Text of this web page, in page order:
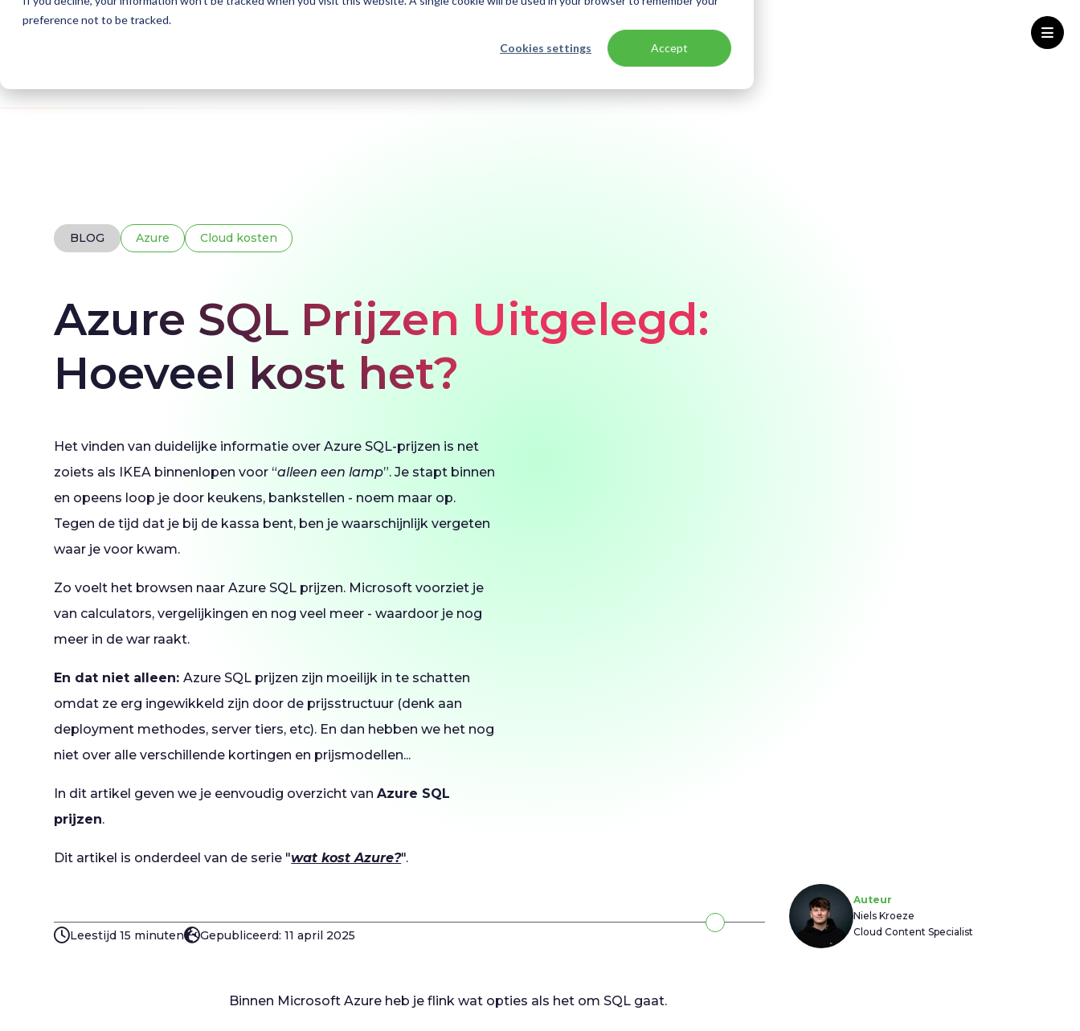
preference not to be tracked.
Cookies settings Accept
BLOG Azure Cloud kosten
Azure SQL Prijzen Uitgelegd:
Hoeveel kost het?
Het vinden van duidelijke informatie over Azure SQL-prijzen is net
zoiets als IKEA binnenlopen voor “alleen een lamp”. Je stapt binnen
en opeens loop je door keukens, bankstellen - noem maar op.
Tegen de tijd dat je bij de kassa bent, ben je waarschijnlijk vergeten
waar je voor kwam.
Zo voelt het browsen naar Azure SQL prijzen. Microsoft voorziet je
van calculators, vergelijkingen en nog veel meer - waardoor je nog
meer in de war raakt.
En dat niet alleen:Azure SQL prijzen zijn moeilijk in te schatten
omdat ze erg ingewikkeld zijn door de prijsstructuur (denk aan
deployment methodes, server tiers, etc). En dan hebben we het nog
niet over alle verschillende kortingen en prijsmodellen...
In dit artikel geven we je eenvoudig overzicht vanAzure SQL
prijzen.
Dit artikel is onderdeel van de serie "wat kost Azure?".
Auteur
Niels Kroeze
Cloud Content Specialist
Leestijd 15 minuten Gepubliceerd: 11 april 2025
Binnen Microsoft Azure heb je flink wat opties als het om SQL gaat.